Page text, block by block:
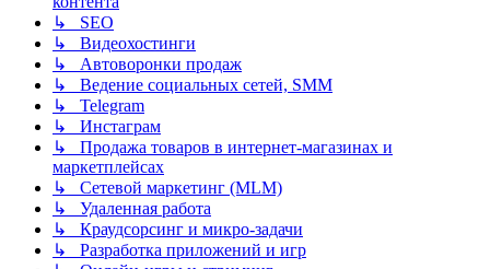
↳ SEO
↳ Видеохостинги
↳ Автоворонки продаж
↳ Ведение социальных сетей, SMM
↳ Telegram
↳ Инстаграм
↳ Продажа товаров в интернет-магазинах и
маркетплейсах
↳ Сетевой маркетинг (MLM)
↳ Удаленная работа
↳ Краудсорсинг и микро-задачи
↳ Разработка приложений и игр